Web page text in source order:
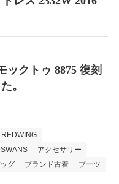
ックトゥ 8875 復刻
。
REDWING
アクセサリー
グ ブランド古着
ブーツ